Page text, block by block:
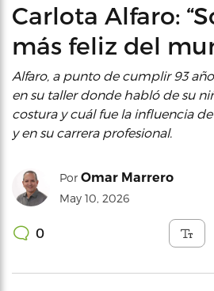
Carlota Alfaro:
más feliz del
Alfaro, a punto de cumplir 93
en su taller donde habló de su
costura y cuál fue la influencia
y en su carrera profesional.
Por Omar Marrero
May 10, 2026
0